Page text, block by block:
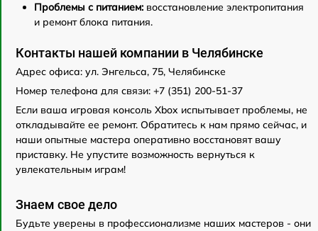
Проблемы с питанием: восстановление электропитания
и ремонт блока питания.
Контакты нашей компании в Челябинске
Адрес офиса: ул. Энгельса, 75, Челябинске
Номер телефона для связи: +7 (351) 200-51-37
Если ваша игровая консоль Xbox испытывает проблемы, не
откладывайте ее ремонт. Обратитесь к нам прямо сейчас, и
наши опытные мастера оперативно восстановят вашу
приставку. Не упустите возможность вернуться к
увлекательным играм!
Знаем свое дело
Будьте уверены в профессионализме наших мастеров - они